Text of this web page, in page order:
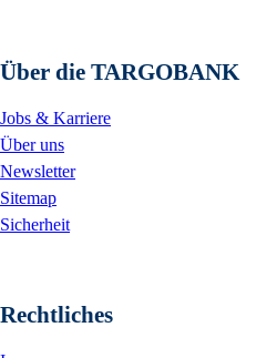
Über die TARGOBANK
Jobs & Karriere
Über uns
Newsletter
Sitemap
Sicherheit
Rechtliches